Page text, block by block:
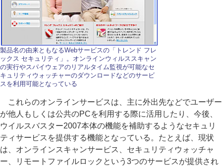
製品名の由来ともなるWebサービスの「トレンド フレ
ックス セキュリティ」。オンラインウィルススキャン
の実行やスパイウェアのリアルタイム監視が可能なセ
キュリティウォッチャーのダウンロードなどのサービ
スを利用可能となっている
これらのオンラインサービスは、主に外出先などでユーザー
が他人もしくは公共のPCを利用する際に活用したり、今後、
ウイルスバスター2007本体の機能を補助するようなセキュリ
ティサービスを提供する機能となっている。たとえば、現状
は、オンラインスキャンサービス、セキュリティウォッチャ
ー、リモートファイルロックという3つのサービスが提供され